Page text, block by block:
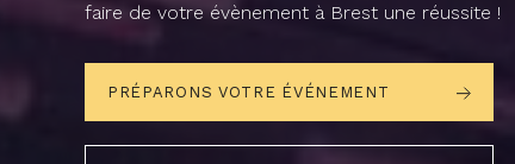
faire de votre évènement à Brest une réussite !
PRÉPARONS VOTRE ÉVÉNEMENT